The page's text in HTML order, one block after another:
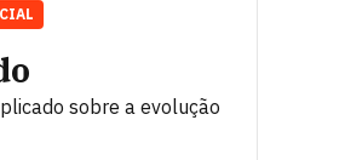
sobre a evolução